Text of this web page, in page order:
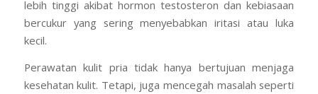
lebih tinggi akibat hormon testosteron dan kebiasaan
bercukur yang sering menyebabkan iritasi atau luka
kecil.
Perawatan kulit pria tidak hanya bertujuan menjaga
kesehatan kulit. Tetapi, juga mencegah masalah seperti